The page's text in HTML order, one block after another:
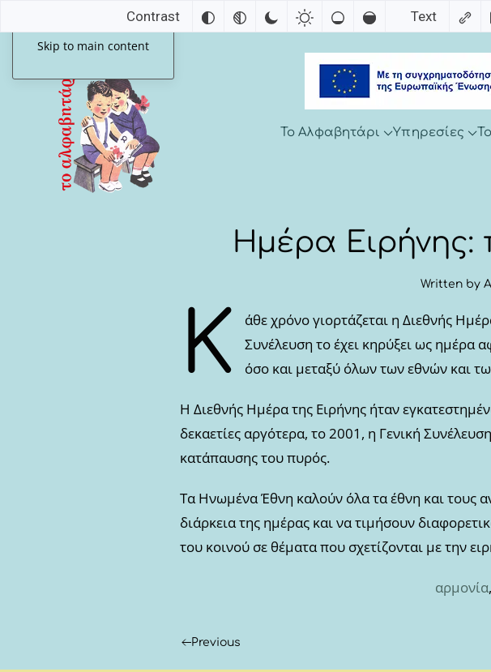
Contrast Text
Skip to main content
Το Αλφαβητάρι Υπηρεσίες
Ημέρα Ειρήνης:
Written by
Κ
άθε χρόνο γιορτάζεται η Διεθνής
Συνέλευση το έχει κηρύξει ως ημέρα
όσο και μεταξύ όλων των εθνών και
Η Διεθνής Ημέρα της Ειρήνης ήταν
δεκαετίες αργότερα, το 2001, η Γενική
κατάπαυσης του πυρός.
Τα Ηνωμένα Έθνη καλούν όλα τα έθνη και τους
διάρκεια της ημέρας και να τιμήσουν
του κοινού σε θέματα που σχετίζονται με την
αρμονία,
Previous